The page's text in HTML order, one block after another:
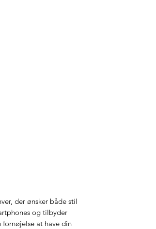
der ønsker både stil
og tilbyder
at have din